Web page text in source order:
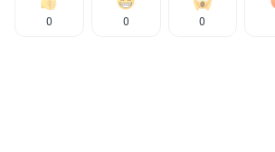
0 0 0